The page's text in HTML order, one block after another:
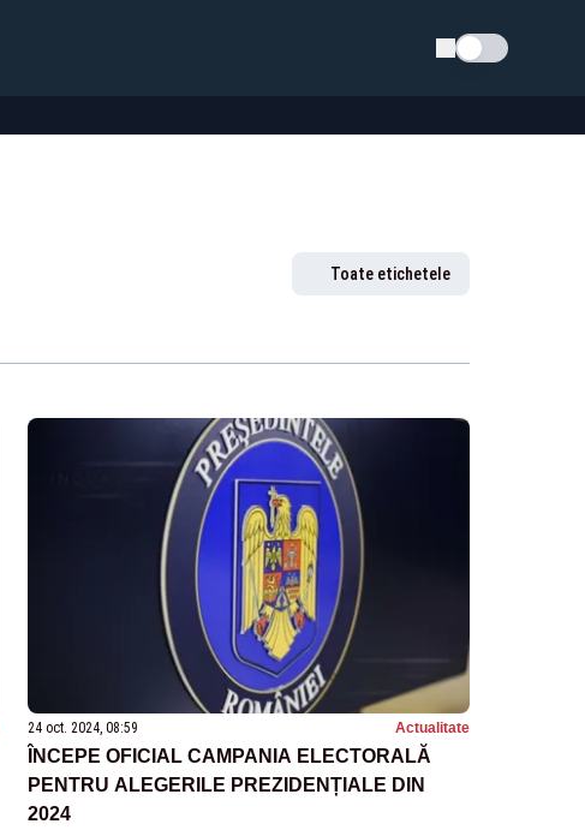
Schimba tema
Toate etichetele
24 oct. 2024, 08:59 Actualitate
ÎNCEPE OFICIAL CAMPANIA ELECTORALĂ
PENTRU ALEGERILE PREZIDENȚIALE DIN
2024